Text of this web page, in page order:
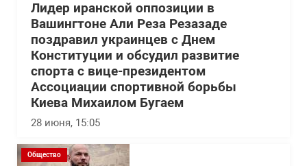
Лидер иранской оппозиции в
Вашингтоне Али Реза Резазаде
поздравил украинцев с Днем
Конституции и обсудил развитие
спорта с вице-президентом
Ассоциации спортивной борьбы
Киева Михаилом Бугаем
28 июня, 15:05
Общество